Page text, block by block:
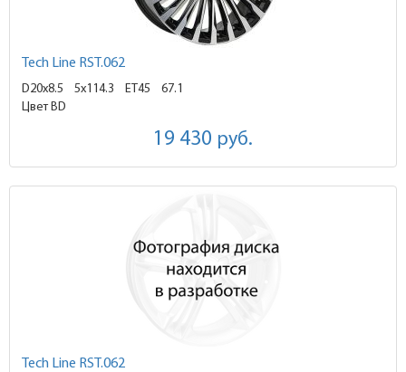
Tech Line RST.062
D20x8.5 5x114.3 ET45
67.1
Цвет BD
19 430 руб.
Tech Line RST.062